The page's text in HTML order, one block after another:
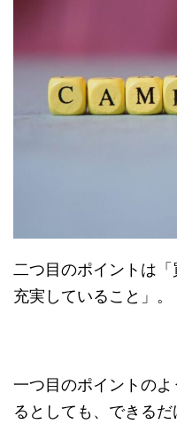
二つ目のポイントは
充実していること」 。
一つ目のポイントの
るとしても、 できる